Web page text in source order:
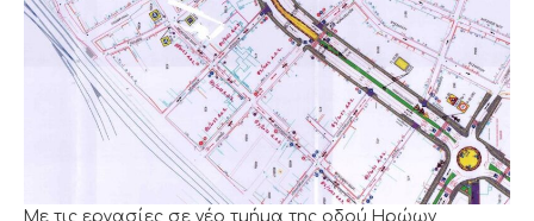
Με τις εργασίες σε νέο τμήμα της οδού Ηρώων